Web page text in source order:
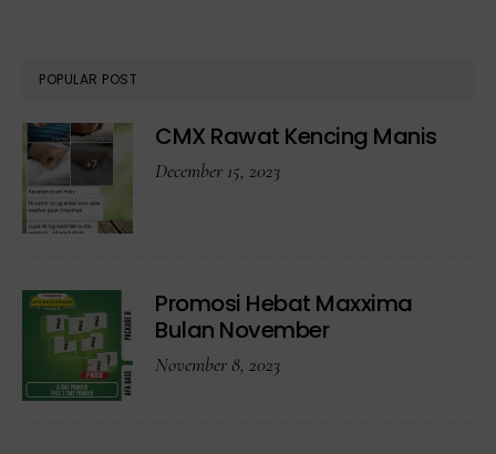
POPULAR POST
CMX Rawat Kencing Manis
December 15, 2023
Promosi Hebat Maxxima
Bulan November
November 8, 2023